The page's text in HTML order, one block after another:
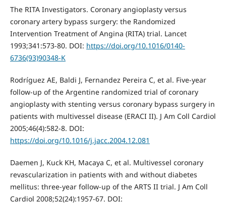
The RITA Investigators. Coronary angioplasty versus
coronary artery bypass surgery: the Randomized
Intervention Treatment of Angina (RITA) trial. Lancet
1993;341:573-80. DOI: https://doi.org/10.1016/0140-
6736(93)90348-K
Rodríguez AE, Baldi J, Fernandez Pereira C, et al. Five-year
follow-up of the Argentine randomized trial of coronary
angioplasty with stenting versus coronary bypass surgery in
patients with multivessel disease (ERACI II). J Am Coll Cardiol
2005;46(4):582-8. DOI:
https://doi.org/10.1016/j.jacc.2004.12.081
Daemen J, Kuck KH, Macaya C, et al. Multivessel coronary
revascularization in patients with and without diabetes
mellitus: three-year follow-up of the ARTS II trial. J Am Coll
Cardiol 2008;52(24):1957-67. DOI: